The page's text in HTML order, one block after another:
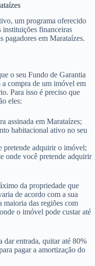
um programa oferecido
instituições financeiras
pagadores em Marataízes.
o seu Fundo de Garantia
compra de um imóvel em
Para isso é preciso que
eles:
assinada em Marataízes;
habitacional ativo no seu
pretende adquirir o imóvel;
onde você pretende adquirir
da propriedade que
de acordo com a sua
maioria das regiões com
o imóvel pode custar até
entrada, quitar até 80%
pagar a amortização do